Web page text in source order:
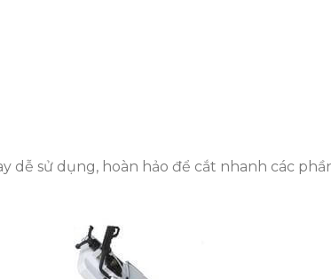
dễ sử dụng, hoàn hảo để cắt nhanh các